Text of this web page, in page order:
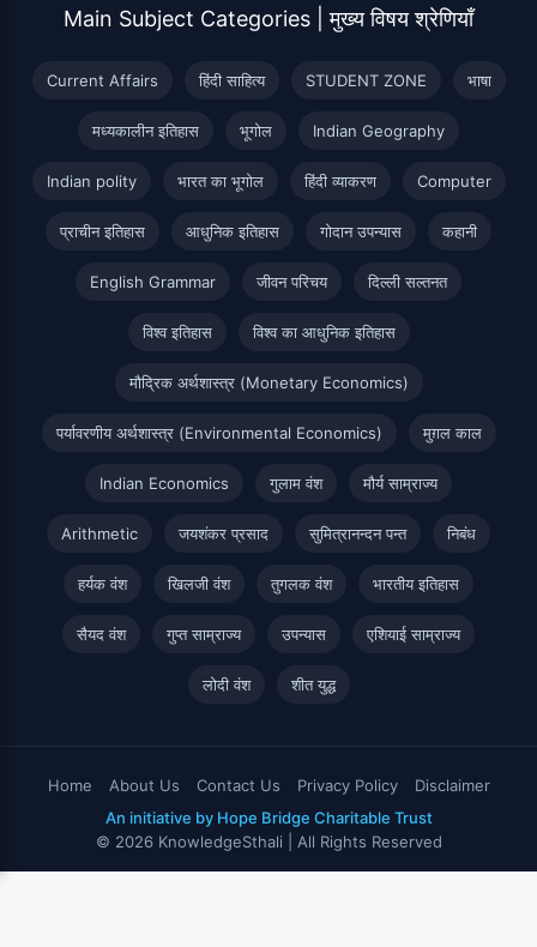
Main Subject Categories | मुख्य विषय श्रेणियाँ
Current Affairs हिंदी साहित्य STUDENT ZONE भाषा
मध्यकालीन इतिहास भूगोल Indian Geography
Indian polity भारत का भूगोल हिंदी व्याकरण Computer
प्राचीन इतिहास आधुनिक इतिहास गोदान उपन्यास कहानी
English Grammar जीवन परिचय दिल्ली सल्तनत
विश्व इतिहास विश्व का आधुनिक इतिहास
मौद्रिक अर्थशास्त्र (Monetary Economics)
पर्यावरणीय अर्थशास्त्र (Environmental Economics) मुग़ल काल
Indian Economics गुलाम वंश मौर्य साम्राज्य
Arithmetic जयशंकर प्रसाद सुमित्रानन्दन पन्त निबंध
हर्यक वंश खिलजी वंश तुगलक वंश भारतीय इतिहास
सैयद वंश गुप्त साम्राज्य उपन्यास एशियाई साम्राज्य
लोदी वंश शीत युद्ध
Home About Us Contact Us Privacy Policy
Disclaimer
An initiative by Hope Bridge Charitable Trust
© 2026 KnowledgeSthali | All Rights Reserved